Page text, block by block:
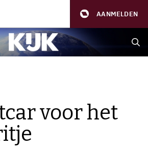
AANMELDEN
voor het